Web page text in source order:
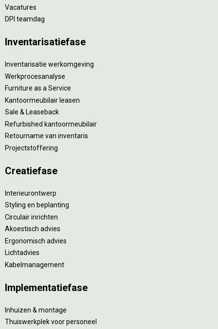
Vacatures
DPI teamdag
Inventarisatiefase
Inventarisatie werkomgeving
Werkprocesanalyse
Furniture as a Service
Kantoormeubilair leasen
Sale & Leaseback
Refurbished kantoormeubilair
Retourname van inventaris
Projectstoffering
Creatiefase
Interieurontwerp
Styling en beplanting
Circulair inrichten
Akoestisch advies
Ergonomisch advies
Lichtadvies
Kabelmanagement
Implementatiefase
Inhuizen & montage
Thuiswerkplek voor personeel